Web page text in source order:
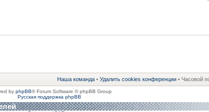
Наша команда • Удалить cookies конференции • Часовой
by phpBB® Forum Software © phpBB Group
Русская поддержка phpBB